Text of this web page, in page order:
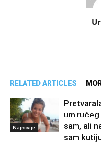
RELATED ARTICLES
Najnovije
sam, ali
sam